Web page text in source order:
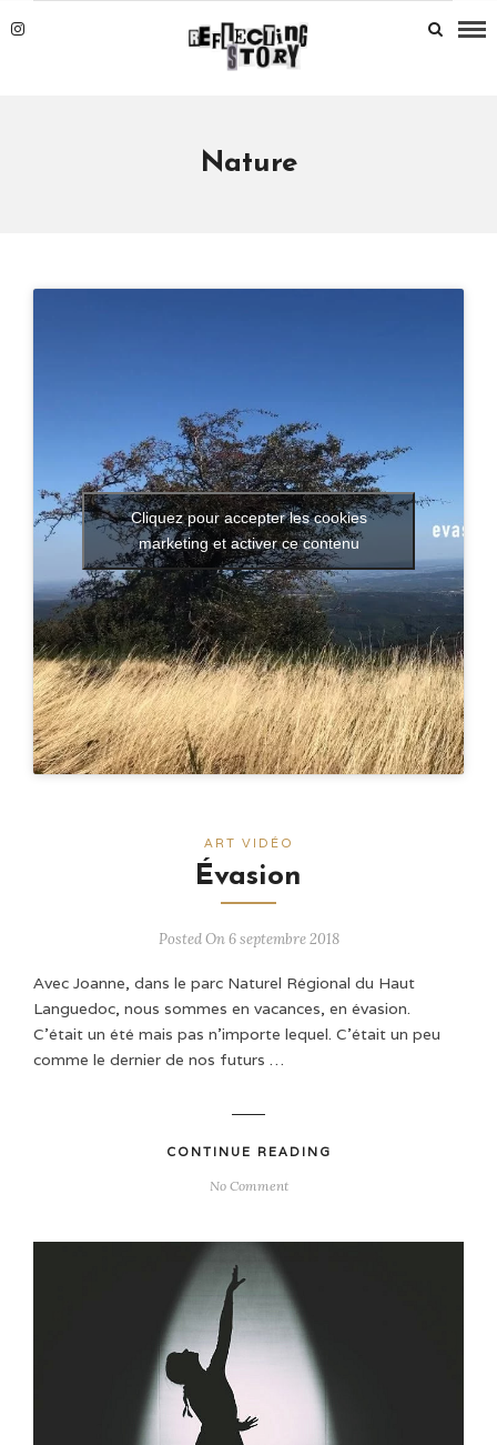
Nature
Cliquez pour accepter les cookies
marketing et activer ce contenu
ART VIDÉO
Évasion
Posted On 6 septembre 2018
Avec Joanne, dans le parc Naturel Régional du Haut
Languedoc, nous sommes en vacances, en évasion.
C’était un été mais pas n’importe lequel. C’était un peu
comme le dernier de nos futurs …
CONTINUE READING
No Comment